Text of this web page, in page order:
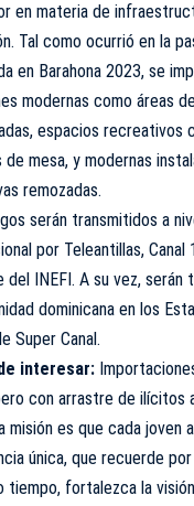
en materia de
Tal como ocurrió en la
en Barahona 2023, se
modernas como áreas
espacios recreativos
de mesa, y modernas
remozadas.
serán transmitidos a
por Teleantillas, Canal
del INEFI. A su vez, serán
dominicana en los
Super Canal.
interesar:
con arrastre de ilícitos
misión es que cada joven
única, que recuerde
tiempo, fortalezca la